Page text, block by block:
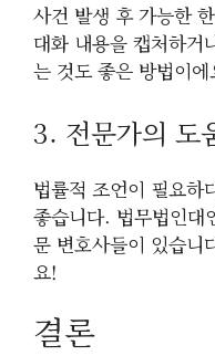
사건 발생 후 가능한
대화 내용을 캡처하
는 것도 좋은 방법이에
3. 전문가의 도
법률적 조언이 필요하
좋습니다. 법무법인대
문 변호사들이 있습니
요!
결론